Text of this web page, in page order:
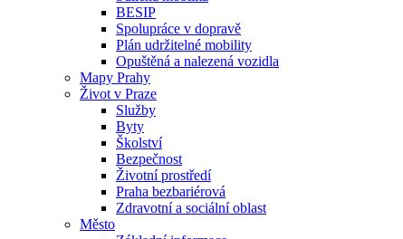
BESIP
Spolupráce v dopravě
Plán udržitelné mobility
Opuštěná a nalezená vozidla
Mapy Prahy
Život v Praze
Služby
Byty
Školství
Bezpečnost
Životní prostředí
Praha bezbariérová
Zdravotní a sociální oblast
Město